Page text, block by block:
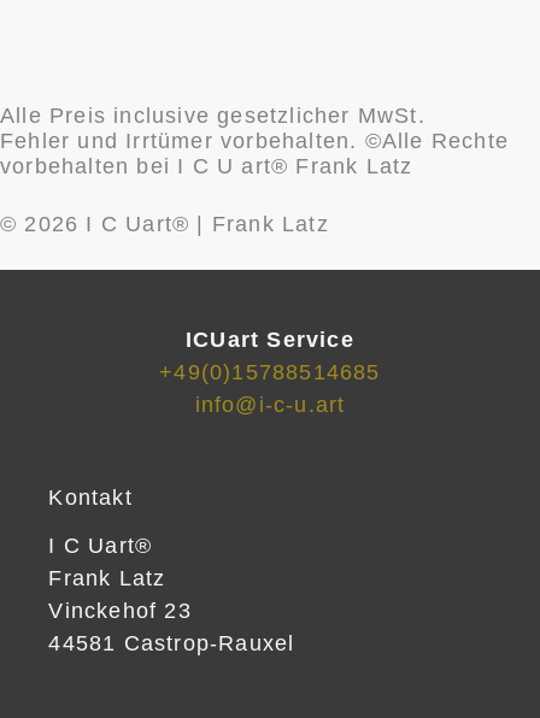
Alle Preis inclusive gesetzlicher MwSt.
Fehler und Irrtümer vorbehalten. ©Alle Rechte
vorbehalten bei I C U art® Frank Latz
© 2026 I C Uart® | Frank Latz
ICUart Service
+49(0)15788514685
info@i-c-u.art
Kontakt
I C Uart®
Frank Latz
Vinckehof 23
44581 Castrop-Rauxel